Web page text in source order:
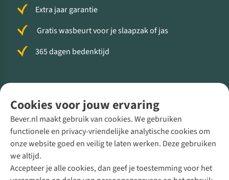
Cookies voor jouw ervaring
Bever.nl maakt gebruik van cookies. We gebruiken
functionele en privacy-vriendelijke analytische cookies om
onze website goed en veilig te laten werken. Deze gebruiken
we altijd.
Accepteer je alle cookies, dan geef je toestemming voor het
Extra jaar garantie
Gratis wasbeurt voor je slaapzak of jas
365 dagen bedenktijd
Direct advies van een Buitenexpert
+31 (0)85 888 50 88